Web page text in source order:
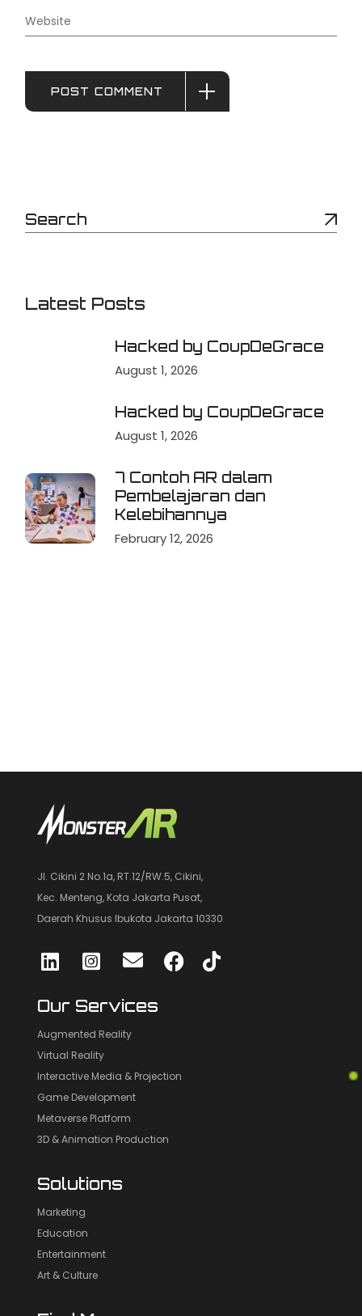
POST COMMENT
Latest Posts
Hacked by CoupDeGrace
August 1, 2026
Hacked by CoupDeGrace
August 1, 2026
7 Contoh AR dalam
Pembelajaran dan
Kelebihannya
February 12, 2026
Jl. Cikini 2 No.1a, RT.12/RW.5, Cikini,
Kec. Menteng, Kota Jakarta Pusat,
Daerah Khusus Ibukota Jakarta 10330
Our Services
Augmented Reality
Virtual Reality
Interactive Media & Projection
Game Development
Metaverse Platform
3D & Animation Production
Solutions
Marketing
Education
Entertainment
Art & Culture